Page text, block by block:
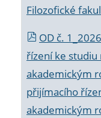
Filozofické
OD č.
řízení ke studiu
akademickým
přijímacího
akademickým